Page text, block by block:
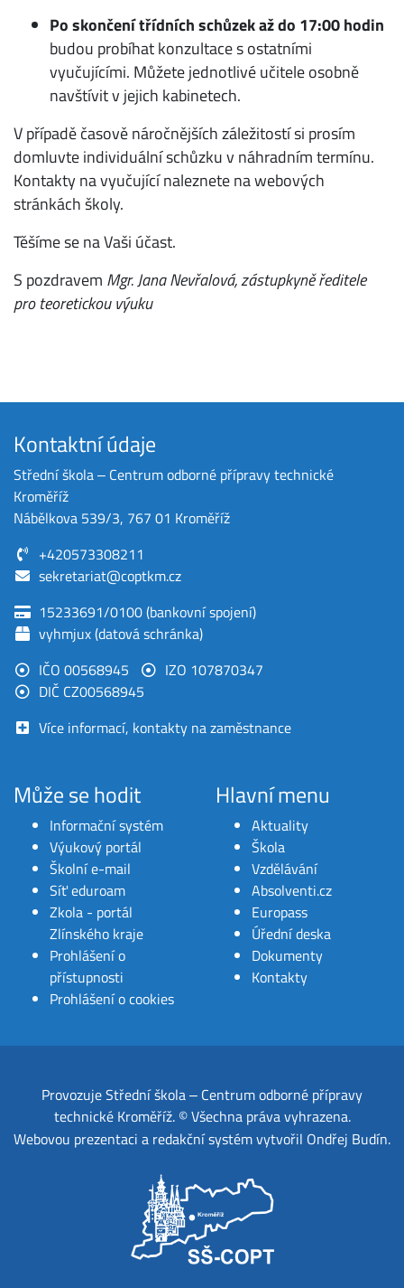
Po skončení třídních schůzek až do 17:00 hodin
budou probíhat konzultace s ostatními
vyučujícími. Můžete jednotlivé učitele osobně
navštívit v jejich kabinetech.
V případě časově náročnějších záležitostí si prosím
domluvte individuální schůzku v náhradním termínu.
Kontakty na vyučující naleznete na webových
stránkách školy.
Těšíme se na Vaši účast.
S pozdravem Mgr. Jana Nevřalová, zástupkyně ředitele
pro teoretickou výuku
Kontaktní údaje
Střední škola ‒ Centrum odborné přípravy technické
Kroměříž
Nábělkova 539/3, 767 01 Kroměříž
+420573308211
sekretariat@coptkm.cz
15233691/0100 (bankovní spojení)
vyhmjux (datová schránka)
IČO 00568945
IZO 107870347
DIČ CZ00568945
Více informací, kontakty na zaměstnance
Může se hodit
Informační systém
Výukový portál
Školní e-mail
Síť eduroam
Zkola - portál
Zlínského kraje
Prohlášení o
přístupnosti
Prohlášení o cookies
Hlavní menu
Aktuality
Škola
Vzdělávání
Absolventi.cz
Europass
Úřední deska
Dokumenty
Kontakty
ProvozujeStřední škola ‒ Centrum odborné přípravy
technické Kroměříž. © Všechna práva vyhrazena.
Webovou prezentaci a redakční systémvytvořil Ondřej Budín.